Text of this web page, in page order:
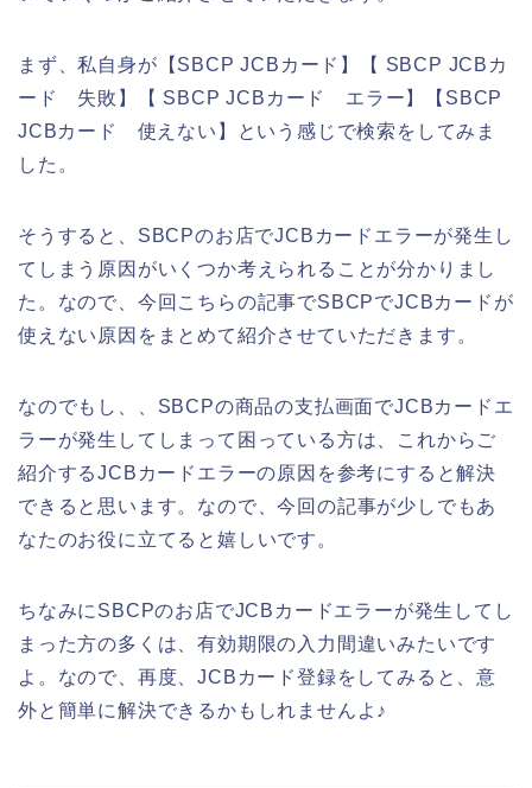
まず、私自身が【SBCP JCBカード】【 SBCP JCBカ
ード 失敗】【 SBCP JCBカード エラー】【SBCP
JCBカード 使えない】という感じで検索をしてみま
した。
そうすると、SBCPのお店でJCBカードエラーが発生し
てしまう原因がいくつか考えられることが分かりまし
た。なので、今回こちらの記事でSBCPでJCBカードが
使えない原因をまとめて紹介させていただきます。
なのでもし、、SBCPの商品の支払画面でJCBカードエ
ラーが発生してしまって困っている方は、これからご
紹介するJCBカードエラーの原因を参考にすると解決
できると思います。なので、今回の記事が少しでもあ
なたのお役に立てると嬉しいです。
ちなみにSBCPのお店でJCBカードエラーが発生してし
まった方の多くは、有効期限の入力間違いみたいです
よ。なので、再度、JCBカード登録をしてみると、意
外と簡単に解決できるかもしれませんよ♪